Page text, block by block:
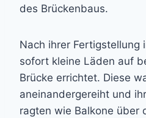
des Brückenbaus.
Nach ihrer Fertigstellung
sofort kleine Läden auf
Brücke errichtet. Diese
aneinandergereiht und
ragten wie Balkone über